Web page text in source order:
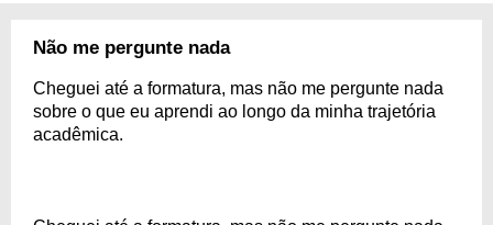
vivendo a euforia da formatura e aproveite essa sensação!
Não me pergunte nada
Cheguei até a formatura, mas não me pergunte nada
sobre o que eu aprendi ao longo da minha trajetória
acadêmica.